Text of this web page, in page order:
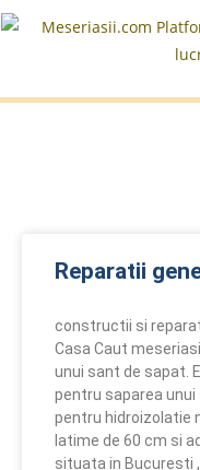
Reparatii
constructii si
Casa Caut
unui sant de sapat.
pentru saparea
pentru hidroizolatie
latime de 60 cm si
situata in Bucuresti